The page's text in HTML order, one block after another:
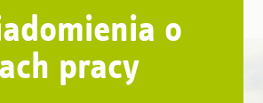
o
pracy